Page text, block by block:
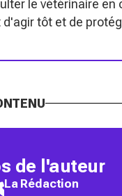
le vétérinaire en
tôt et de
de l'auteur
La Rédaction